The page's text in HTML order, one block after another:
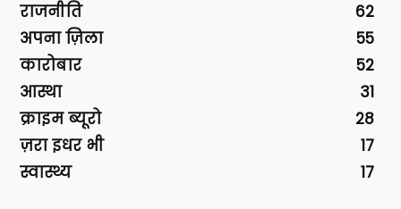
राजनीति
62
अपना ज़िला
55
कारोबार
52
आस्था
31
क्राइम ब्यूरो
28
ज़रा इधर भी
17
स्वास्थ्य
17